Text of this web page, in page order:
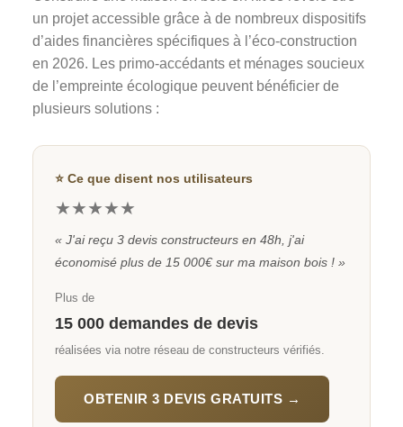
un projet accessible grâce à de nombreux dispositifs
d’aides financières spécifiques à l’éco-construction
en 2026. Les primo-accédants et ménages soucieux
de l’empreinte écologique peuvent bénéficier de
plusieurs solutions :
⭐ Ce que disent nos utilisateurs
★★★★★
« J'ai reçu 3 devis constructeurs en 48h, j'ai
économisé plus de 15 000€ sur ma maison bois ! »
Plus de
15 000 demandes de devis
réalisées via notre réseau de constructeurs vérifiés.
OBTENIR 3 DEVIS GRATUITS →